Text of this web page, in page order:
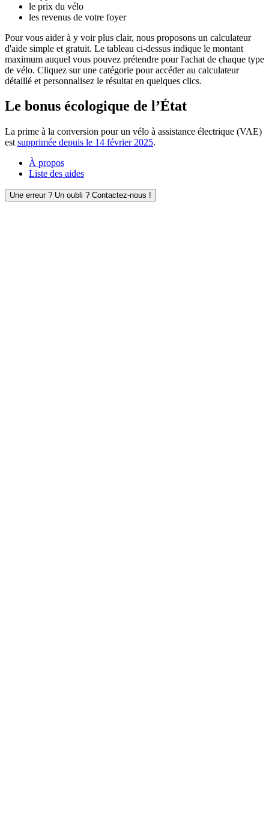
le prix du vélo
les revenus de votre foyer
Pour vous aider à y voir plus clair, nous proposons un calculateur
d'aide simple et gratuit. Le tableau ci-dessus indique le montant
maximum auquel vous pouvez prétendre pour l'achat de chaque type
de vélo. Cliquez sur une catégorie pour accéder au calculateur
détaillé et personnalisez le résultat en quelques clics.
Le bonus écologique de l’État
La prime à la conversion pour un vélo à assistance électrique (VAE)
est supprimée depuis le 14 février 2025.
À propos
Liste des aides
Une erreur ? Un oubli ? Contactez-nous !